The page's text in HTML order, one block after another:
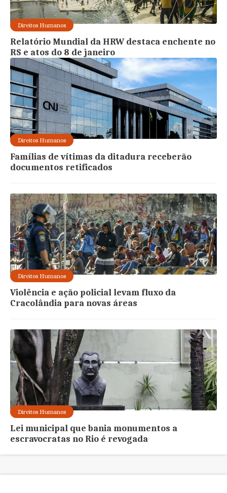
Direitos Humanos
Relatório Mundial da HRW destaca enchente no
RS e atos do 8 de janeiro
Direitos Humanos
Famílias de vítimas da ditadura receberão
documentos retificados
Direitos Humanos
Violência e ação policial levam fluxo da
Cracolândia para novas áreas
Direitos Humanos
Lei municipal que bania monumentos a
escravocratas no Rio é revogada